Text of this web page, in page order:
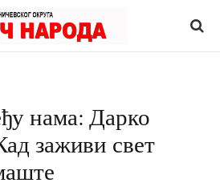
нама: Дарко
заживи свет